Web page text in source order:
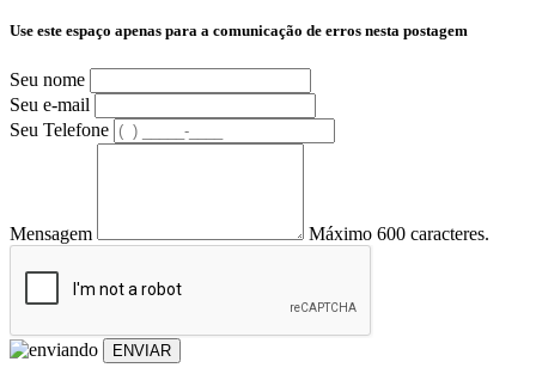
Use este espaço apenas para a comunicação de erros nesta postagem
Seu nome
Seu e-mail
Seu Telefone
Mensagem Máximo 600 caracteres.
ENVIAR